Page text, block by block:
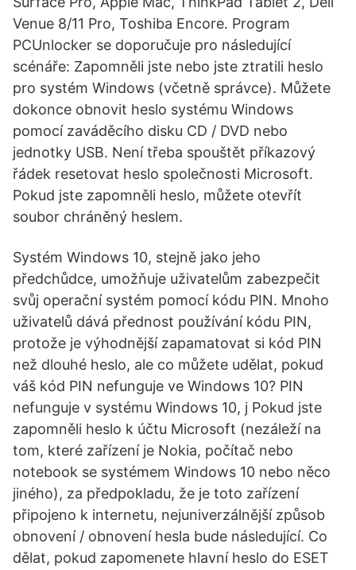
Venue 8/11 Pro, Toshiba Encore. Program
PCUnlocker se doporučuje pro následující
scénáře: Zapomněli jste nebo jste ztratili heslo
pro systém Windows (včetně správce). Můžete
dokonce obnovit heslo systému Windows
pomocí zaváděcího disku CD / DVD nebo
jednotky USB. Není třeba spouštět příkazový
řádek resetovat heslo společnosti Microsoft.
Pokud jste zapomněli heslo, můžete otevřít
soubor chráněný heslem.
Systém Windows 10, stejně jako jeho
předchůdce, umožňuje uživatelům zabezpečit
svůj operační systém pomocí kódu PIN. Mnoho
uživatelů dává přednost používání kódu PIN,
protože je výhodnější zapamatovat si kód PIN
než dlouhé heslo, ale co můžete udělat, pokud
váš kód PIN nefunguje ve Windows 10? PIN
nefunguje v systému Windows 10, j Pokud jste
zapomněli heslo k účtu Microsoft (nezáleží na
tom, které zařízení je Nokia, počítač nebo
notebook se systémem Windows 10 nebo něco
jiného), za předpokladu, že je toto zařízení
připojeno k internetu, nejuniverzálnější způsob
obnovení / obnovení hesla bude následující. Co
dělat, pokud zapomenete hlavní heslo do ESET